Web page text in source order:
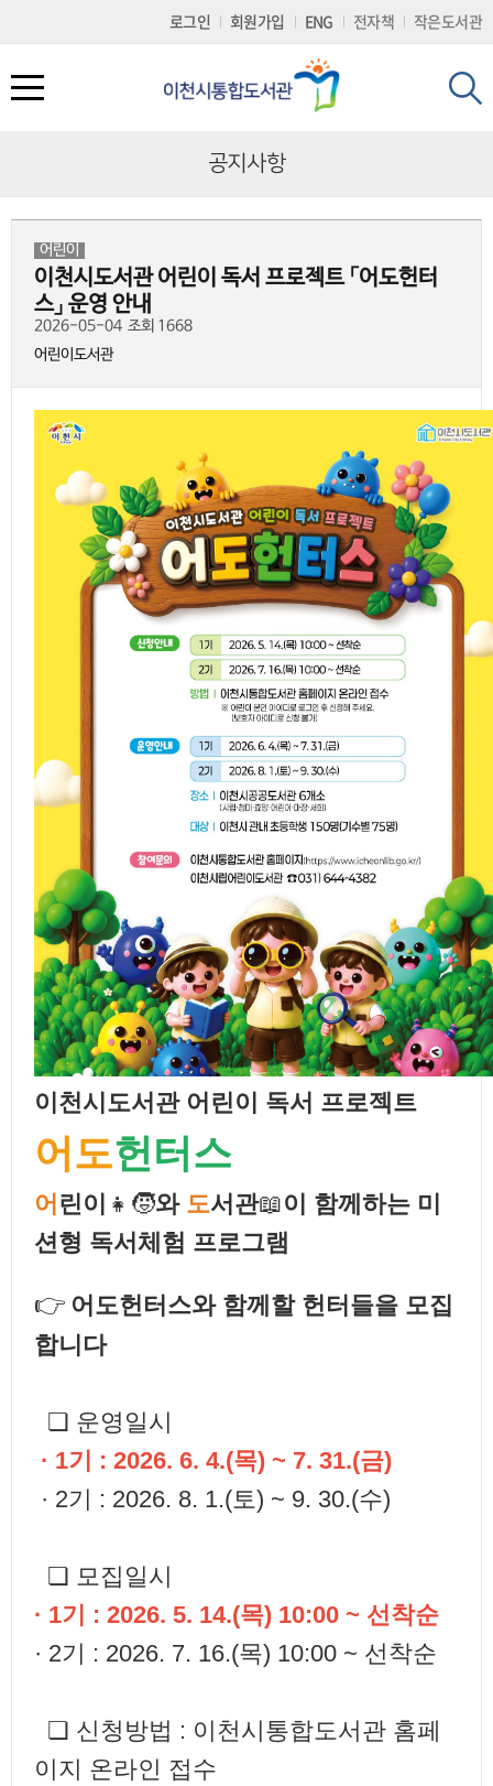
c
로
가
전자책 작은도서관
로그인 회원가입 ENG
도서관서비스
도서대출/반납/예약
전자책(E-BOOK)
책두레서비스
책배달(택배) 서비스
책이음서비스
열람실 좌석현황
사물함이용신청
독서토론실예약
세상을 바꿀 천 권의 책
도서관 견학
사서에게물어보세요
전자저널 서비스
오디오북
시요일
고전백서
문화행사
도서관 일정
문화행사
2025 이천이책
읽는 사람 공모전
동아리 마당
참여마당
공지사항
묻고답하기
프로그램 참여후기
칭찬합시다
자주하는질문(FAQ)
도서 기증
추천 도서 게시판
나만의도서관
개인공지
나의현황
희망도서신청
나의문화행사
회원정보변경
회원탈퇴
도서관 소개
회원가입
시설 및 이용시간 안내
자료현황
연혁및조직
찾아오시는길
공지사항
어린이
이천시도서관 어린이 독서 프로젝트 「어도헌터
스」 운영 안내
2026-05-04 조회 1668
어린이도서관
이천시도서관 어린이 독서 프로젝트
어도헌터스
어 린이 👧🧒와 도서관📖이 함께하는 미
션형 독서체험 프로그램
👉 어도헌터스와 함께할 헌터들을 모집
합니다
❏ 운영일시
· 1기 : 2026. 6. 4.(목) ~ 7. 31.(금)
· 2기 : 2026. 8. 1.(토) ~ 9. 30.(수)
❏ 모집일시
· 1기 : 2026. 5. 14.(목) 10:00 ~ 선착순
· 2기 : 2026. 7. 16.(목) 10:00 ~ 선착순
❏ 신청방법 : 이천시통합도서관 홈페
이지 온라인 접수